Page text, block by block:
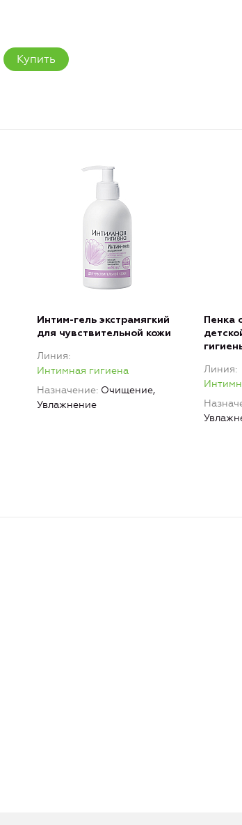
Купить
Интим-гель экстрамягкий
для чувствительной кожи
Линия
Интимная гигиена
Назначение Очищение,
Увлажнение
Пенка
Линия